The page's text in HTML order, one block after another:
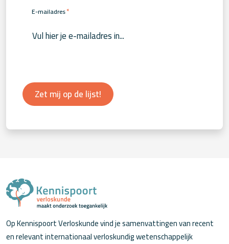
E-mailadres*
Zet mij op de lijst!
Op Kennispoort Verloskunde vind je samenvattingen van recent
en relevant internationaal verloskundig wetenschappelijk